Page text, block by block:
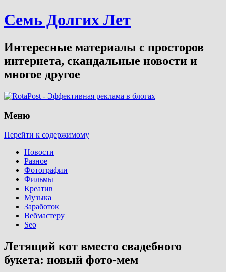
Семь Долгих Лет
Интересные материалы с просторов
интернета, скандальные новости и
многое другое
Меню
Перейти к содержимому
Новости
Разное
Фотографии
Фильмы
Креатив
Музыка
Заработок
Вебмастеру
Seo
Летящий кот вместо свадебного
букета: новый фото-мем